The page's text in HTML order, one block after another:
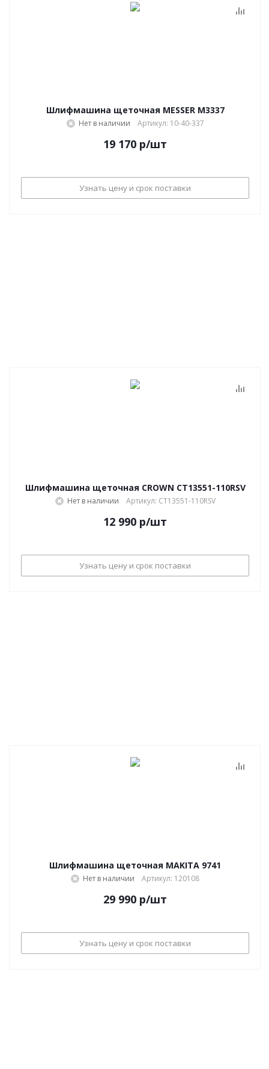
Шлифмашина щеточная MESSER M3337
Нет в наличии Артикул: 10-40-337
19 170 р/шт
Узнать цену и срок поставки
Шлифмашина щеточная CROWN CT13551-110RSV
Нет в наличии Артикул: CT13551-110RSV
12 990 р/шт
Узнать цену и срок поставки
Шлифмашина щеточная MAKITA 9741
Нет в наличии Артикул: 120108
29 990 р/шт
Узнать цену и срок поставки